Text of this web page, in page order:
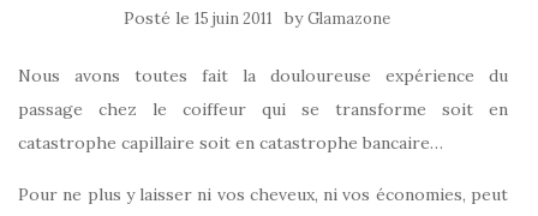
Posté le 15 juin 2011 byGlamazone
Nous avons toutes fait la douloureuse expérience du
passage chez le coiffeur qui se transforme soit en
catastrophe capillaire soit en catastrophe bancaire…
Pour ne plus y laisser ni vos cheveux, ni vos économies, peut